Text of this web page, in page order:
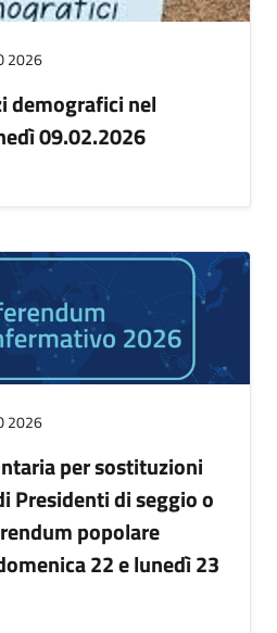
2026
demografici nel
09.02.2026
2026
per sostituzioni
Presidenti di seggio o
popolare
22 e lunedì 23